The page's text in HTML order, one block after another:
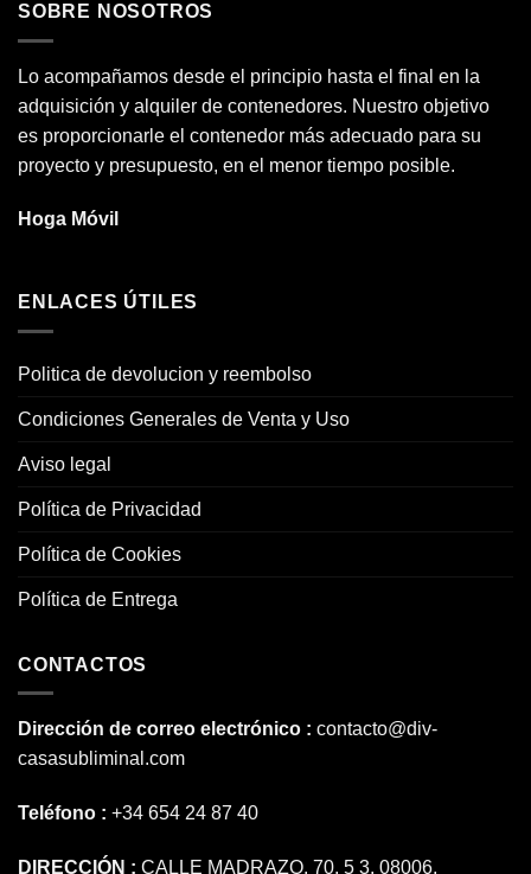
SOBRE NOSOTROS
Lo acompañamos desde el principio hasta el final en la
adquisición y alquiler de contenedores. Nuestro objetivo
es proporcionarle el contenedor más adecuado para su
proyecto y presupuesto, en el menor tiempo posible.
Hoga Móvil
ENLACES ÚTILES
Politica de devolucion y reembolso
Condiciones Generales de Venta y Uso
Aviso legal
Política de Privacidad
Política de Cookies
Política de Entrega
CONTACTOS
Dirección de correo electrónico : contacto@div-
casasubliminal.com
Teléfono : +34 654 24 87 40
DIRECCIÓN : CALLE MADRAZO, 70, 5 3. 08006,